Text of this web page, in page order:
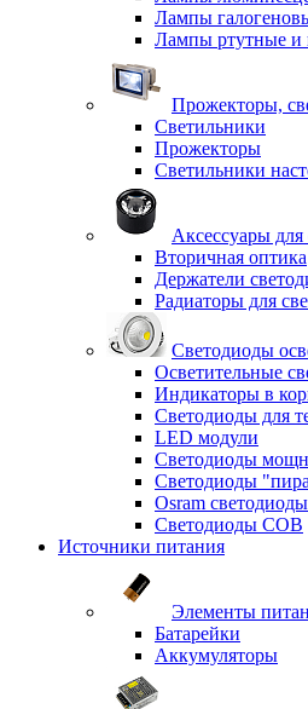
Лампы
Лампы ртутные и
Прожекторы,
Светильники
Прожекторы
Светильники
Аксессуары для
Вторичная оптика
Держатели
Радиаторы для
Светодиоды
Осветительные
Индикаторы в
Светодиоды для
LED модули
Светодиоды
Светодиоды
Osram
Светодиоды COB
Источники питания
Элементы
Батарейки
Аккумуляторы